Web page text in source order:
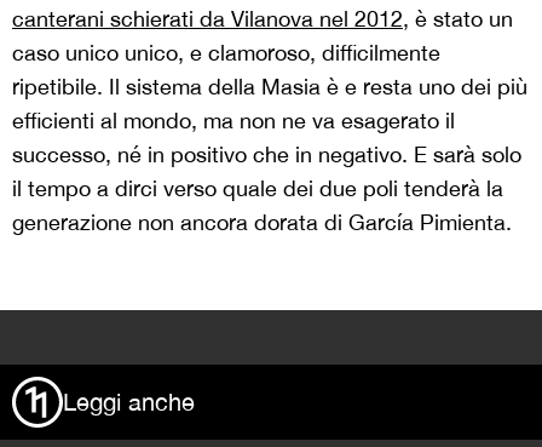
canterani schierati da Vilanova nel 2012, è stato un
caso unico unico, e clamoroso, difficilmente
ripetibile. Il sistema della Masia è e resta uno dei più
efficienti al mondo, ma non ne va esagerato il
successo, né in positivo che in negativo. E sarà solo
il tempo a dirci verso quale dei due poli tenderà la
generazione non ancora dorata di García Pimienta.
Leggi anche